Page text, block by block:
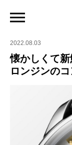
懐かしくて新鮮!?【昭
2022.08.03
懐かしくて
ロンジンの